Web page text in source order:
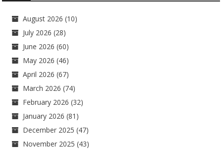
August 2026 (10)
July 2026 (28)
June 2026 (60)
May 2026 (46)
April 2026 (67)
March 2026 (74)
February 2026 (32)
January 2026 (81)
December 2025 (47)
November 2025 (43)